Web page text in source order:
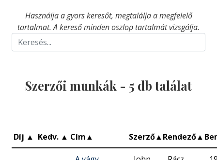
Használja a gyors keresőt, megtalálja a megfelelő
tartalmat. A kereső minden oszlop tartalmát vizsgálja.
Szerzői munkák - 5 db találat
Díj ▲ Kedv. ▲ Cím▲ Szerző▲Rendező▲